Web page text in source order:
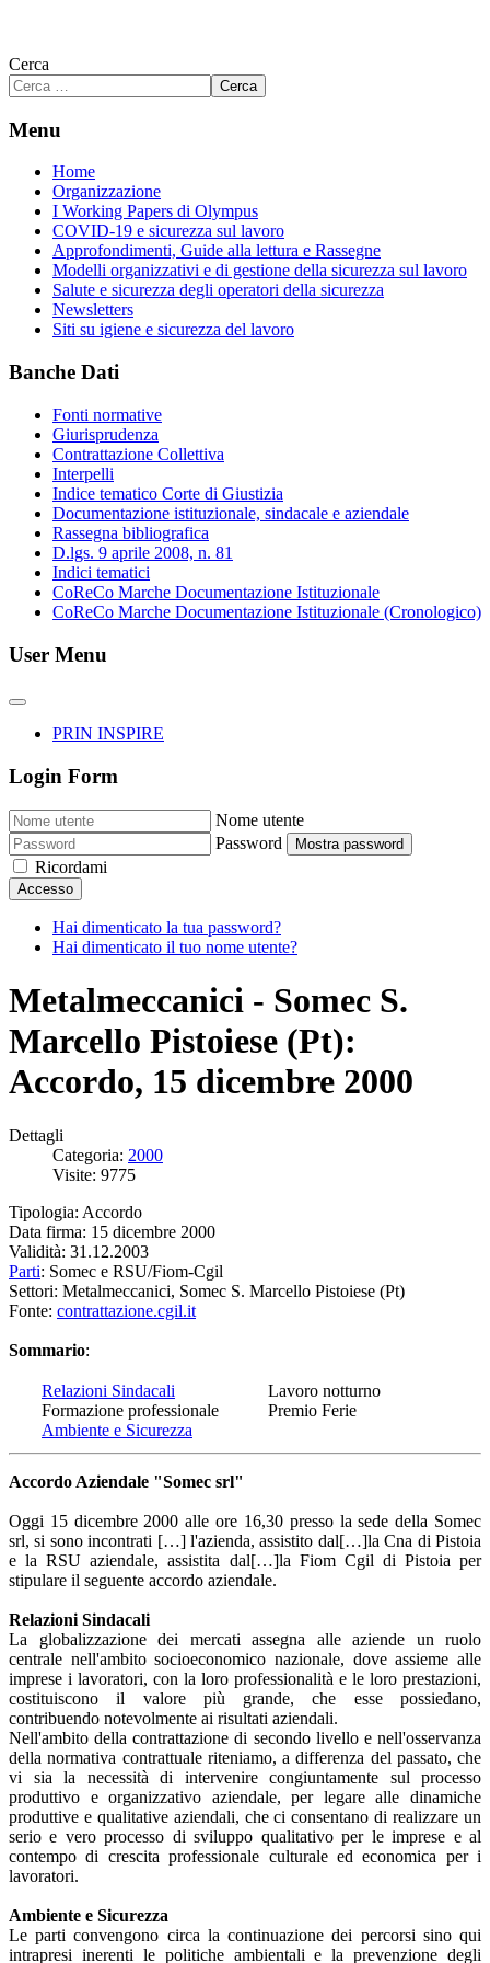
Cerca
Cerca
Menu
Home
Organizzazione
I Working Papers di Olympus
COVID-19 e sicurezza sul lavoro
Approfondimenti, Guide alla lettura e Rassegne
Modelli organizzativi e di gestione della sicurezza sul lavoro
Salute e sicurezza degli operatori della sicurezza
Newsletters
Siti su igiene e sicurezza del lavoro
Banche Dati
Fonti normative
Giurisprudenza
Contrattazione Collettiva
Interpelli
Indice tematico Corte di Giustizia
Documentazione istituzionale, sindacale e aziendale
Rassegna bibliografica
D.lgs. 9 aprile 2008, n. 81
Indici tematici
CoReCo Marche Documentazione Istituzionale
CoReCo Marche Documentazione Istituzionale (Cronologico)
User Menu
PRIN INSPIRE
Login Form
Nome utente
Password
Mostra password
Ricordami
Accesso
Hai dimenticato la tua password?
Hai dimenticato il tuo nome utente?
Metalmeccanici - Somec S.
Marcello Pistoiese (Pt):
Accordo, 15 dicembre 2000
Dettagli
Categoria: 2000
Visite: 9775
Tipologia: Accordo
Data firma: 15 dicembre 2000
Validità: 31.12.2003
Parti: Somec e RSU/Fiom-Cgil
Settori: Metalmeccanici, Somec S. Marcello Pistoiese (Pt)
Fonte: contrattazione.cgil.it
Sommario:
Relazioni Sindacali
Formazione professionale
Ambiente e Sicurezza
Lavoro notturno
Premio Ferie
Accordo Aziendale "Somec srl"
Oggi 15 dicembre 2000 alle ore 16,30 presso la sede della Somec
srl, si sono incontrati […] l'azienda, assistito dal[…]la Cna di Pistoia
e la RSU aziendale, assistita dal[…]la Fiom Cgil di Pistoia per
stipulare il seguente accordo aziendale.
Relazioni Sindacali
La globalizzazione dei mercati assegna alle aziende un ruolo
centrale nell'ambito socioeconomico nazionale, dove assieme alle
imprese i lavoratori, con la loro professionalità e le loro prestazioni,
costituiscono il valore più grande, che esse possiedano,
contribuendo notevolmente ai risultati aziendali.
Nell'ambito della contrattazione di secondo livello e nell'osservanza
della normativa contrattuale riteniamo, a differenza del passato, che
vi sia la necessità di intervenire congiuntamente sul processo
produttivo e organizzativo aziendale, per legare alle dinamiche
produttive e qualitative aziendali, che ci consentano di realizzare un
serio e vero processo di sviluppo qualitativo per le imprese e al
contempo di crescita professionale culturale ed economica per i
lavoratori.
Ambiente e Sicurezza
Le parti convengono circa la continuazione dei percorsi sino qui
intrapresi inerenti le politiche ambientali e la prevenzione degli